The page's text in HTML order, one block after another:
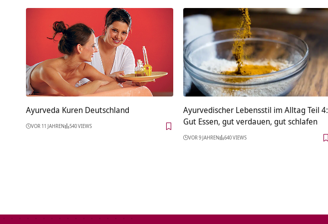
Ayurveda Kuren Deutschland
VOR 11 JAHREN 540 VIEWS
Ayurvedischer Lebensstil im Alltag Teil 4:
Gut Essen, gut verdauen, gut schlafen
VOR 9 JAHREN 640 VIEWS